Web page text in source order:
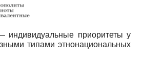
индивидуальные приоритеты у
типами этнонациональных